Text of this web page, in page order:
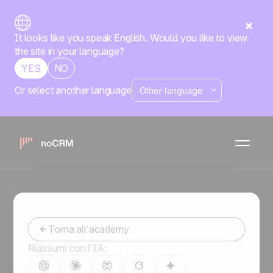
It looks like you speak English. Would you like to view
the site in your language?
YES
NO
Or select another language
Accademia no-
code
Perfeziona le tue tecniche di vendita
Torna all’academy
Riassumi con l’IA: